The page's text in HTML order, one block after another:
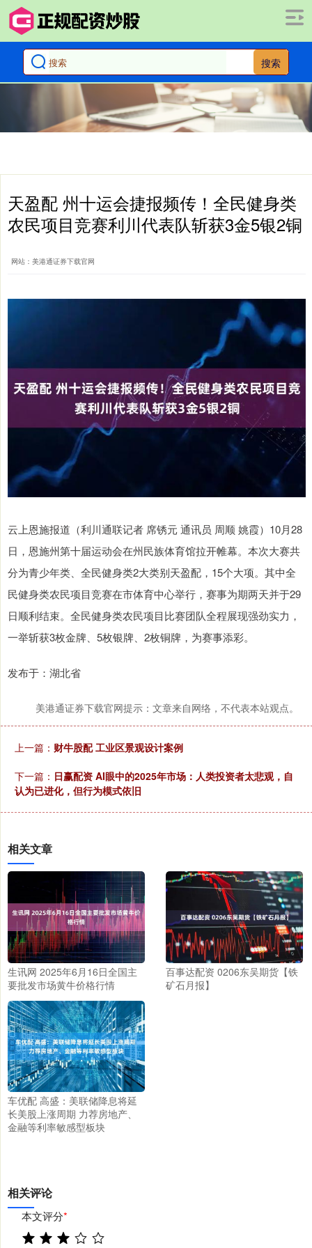
搜索
天盈配 州十运会捷报频传！全民健身类
农民项目竞赛利川代表队斩获3金5银2铜
网站：美港通证券下载官网
云上恩施报道（利川通联记者 席锈元 通讯员 周顺 姚霞）10月28
日，恩施州第十届运动会在州民族体育馆拉开帷幕。本次大赛共
分为青少年类、全民健身类2大类别天盈配，15个大项。其中全
民健身类农民项目竞赛在市体育中心举行，赛事为期两天并于29
日顺利结束。全民健身类农民项目比赛团队全程展现强劲实力，
一举斩获3枚金牌、5枚银牌、2枚铜牌，为赛事添彩。
发布于：湖北省
美港通证券下载官网提示：文章来自网络，不代表本站观点。
上一篇： 财牛股配 工业区景观设计案例
下一篇： 日赢配资 AI眼中的2025年市场：人类投资者太悲观，自
认为已进化，但行为模式依旧
相关文章
生讯网 2025年6月16日全国主
要批发市场黄牛价格行情
百事达配资 0206东吴期货【铁
矿石月报】
车优配 高盛：美联储降息将延
长美股上涨周期 力荐房地产、
金融等利率敏感型板块
相关评论
本文评分*